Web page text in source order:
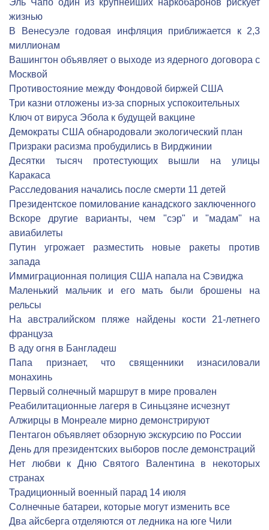
Эль Чапо один из крупнейших наркобаронов рискует
жизнью
В Венесуэле годовая инфляция приближается к 2,3
миллионам
Вашингтон объявляет о выходе из ядерного договора с
Москвой
Противостояние между Фондовой биржей США
Три казни отложены из-за спорных успокоительных
Ключ от вируса Эбола к будущей вакцине
Демократы США обнародовали экологический план
Призраки расизма пробудились в Вирджинии
Десятки тысяч протестующих вышли на улицы
Каракаса
Расследования начались после смерти 11 детей
Президентское помилование канадского заключенного
Вскоре другие варианты, чем "сэр" и "мадам" на
авиабилеты
Путин угрожает разместить новые ракеты против
запада
Иммиграционная полиция США напала на Сэвиджа
Маленький мальчик и его мать были брошены на
рельсы
На австралийском пляже найдены кости 21-летнего
француза
В аду огня в Бангладеш
Папа признает, что священники изнасиловали
монахинь
Первый солнечный маршрут в мире провален
Реабилитационные лагеря в Синьцзяне исчезнут
Алжирцы в Монреале мирно демонстрируют
Пентагон объявляет обзорную экскурсию по России
День для президентских выборов после демонстраций
Нет любви к Дню Святого Валентина в некоторых
странах
Традиционный военный парад 14 июля
Солнечные батареи, которые могут изменить все
Два айсберга отделяются от ледника на юге Чили